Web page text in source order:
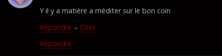
Y il y a matière a méditer sur le bon coin
Répondre – Citer
Répondre